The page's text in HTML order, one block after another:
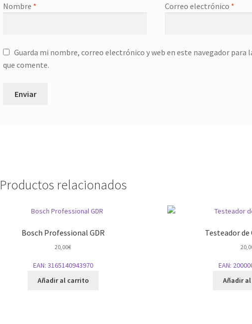
Nombre * Correo electrónico *
Guarda mi nombre, correo electrónico y web en este navegador para
que comente.
Productos relacionados
Bosch Professional GDR
20,00€
EAN: 3165140943970
Añadir al carrito
Testeador de
EAN:
Añadir